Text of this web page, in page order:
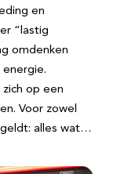
en
“lastig
omdenken
energie.
op een
Voor zowel
geldt: alles wat…